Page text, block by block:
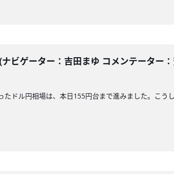
ビゲーター：吉田まゆ コメンテーター
ドル円相場は、本日155円台まで進みました。こう